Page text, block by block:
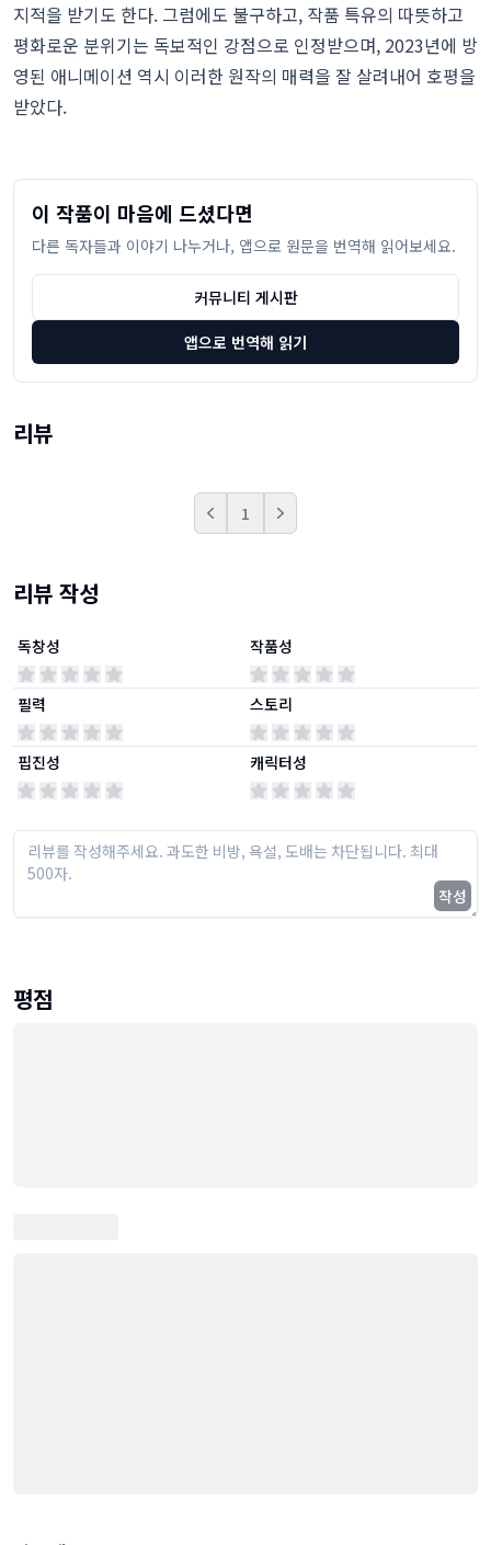
지적을 받기도 한다. 그럼에도 불구하고, 작품 특유의 따뜻하고
평화로운 분위기는 독보적인 강점으로 인정받으며, 2023년에 방
영된 애니메이션 역시 이러한 원작의 매력을 잘 살려내어 호평을
받았다.
이 작품이 마음에 드셨다면
다른 독자들과 이야기 나누거나, 앱으로 원문을 번역해 읽어보세요.
커뮤니티 게시판
앱으로 번역해 읽기
리뷰
Prev 1 Next
리뷰 작성
독창성
필력
핍진성
작품성
스토리
캐릭터성
작성
평점